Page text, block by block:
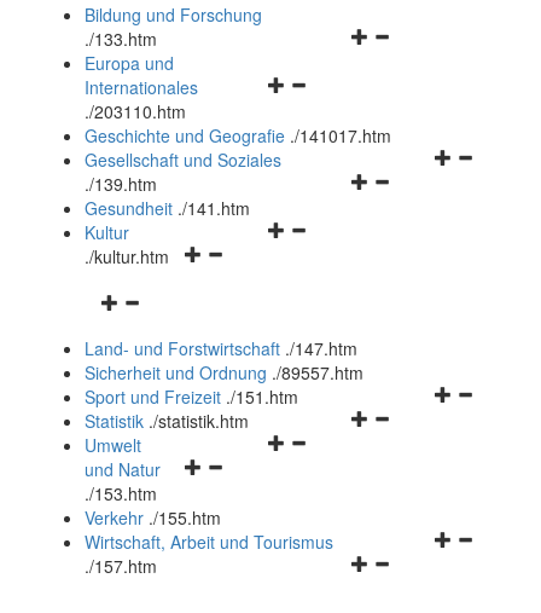
Navigationsmenü
Bildung und Forschung
./133.htm
Navigationsmenü
und
schließen
Europa und
Internationales
./203110.htm
Geschichte und Geografie ./141017.htm
Navigationsmenü
Gesellschaft und Soziales
./139.htm
Navigationsmenü
Gesundheit ./141.htm
Navigationsmenü
Kultur
./kultur.htm
Navigationsmenü
und
schließen
Land- und Forstwirtschaft ./147.htm
Sicherheit und Ordnung ./89557.htm
Navigationsmenü
Sport und Freizeit ./151.htm
Navigationsmenü
Statistik ./statistik.htm
Navigationsmenü
und
schließen
Umwelt
und Natur
./153.htm
Verkehr ./155.htm
Navigationsmenü
Wirtschaft, Arbeit und Tourismus
./157.htm